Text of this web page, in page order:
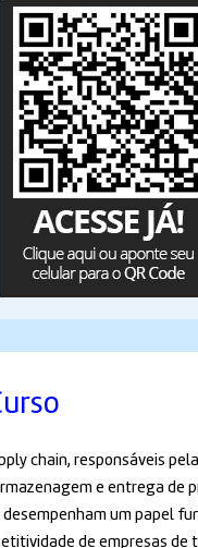
chain, responsáveis
e entrega de
um papel
de empresas de